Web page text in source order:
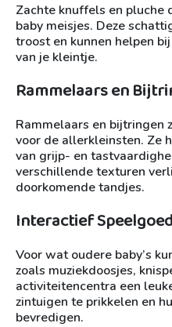
Zachte knuffels en pluche
baby meisjes. Deze
troost en kunnen helpen
van je kleintje.
Rammelaars en
Rammelaars en bijtringen
voor de allerkleinsten. Ze
van grijp- en
verschillende texturen
doorkomende tandjes.
Interactief Speelgoed
Voor wat oudere baby’s
zoals muziekdoosjes,
activiteitencentra een
zintuigen te prikkelen en
bevredigen.